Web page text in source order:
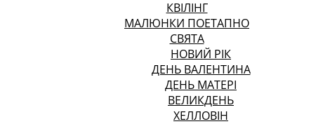
КВІЛІНГ
МАЛЮНКИ ПОЕТАПНО
СВЯТА
НОВИЙ РІК
ДЕНЬ ВАЛЕНТИНА
ДЕНЬ МАТЕРІ
ВЕЛИКДЕНЬ
ХЕЛЛОВІН